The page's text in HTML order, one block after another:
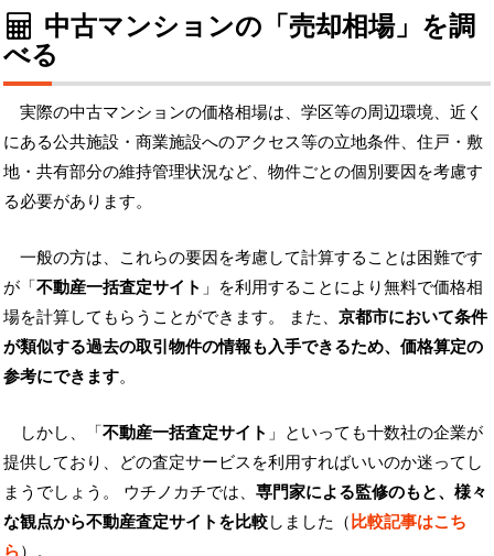
中古マンションの「売却相場」を調
べる
実際の中古マンションの価格相場は、学区等の周辺環境、近く
にある公共施設・商業施設へのアクセス等の立地条件、住戸・敷
地・共有部分の維持管理状況など、物件ごとの個別要因を考慮す
る必要があります。
一般の方は、これらの要因を考慮して計算することは困難です
が「不動産一括査定サイト 」を利用することにより無料で価格相
場を計算してもらうことができます。 また、 京都市において条件
が類似する過去の取引物件の情報も入手できるため、価格算定の
参考にできます。
しかし、「不動産一括査定サイト 」といっても十数社の企業が
提供しており、どの査定サービスを利用すればいいのか迷ってし
まうでしょう。 ウチノカチでは、 専門家による監修のもと、様々
な観点から不動産査定サイトを比較しました（比較記事はこち
ら）。